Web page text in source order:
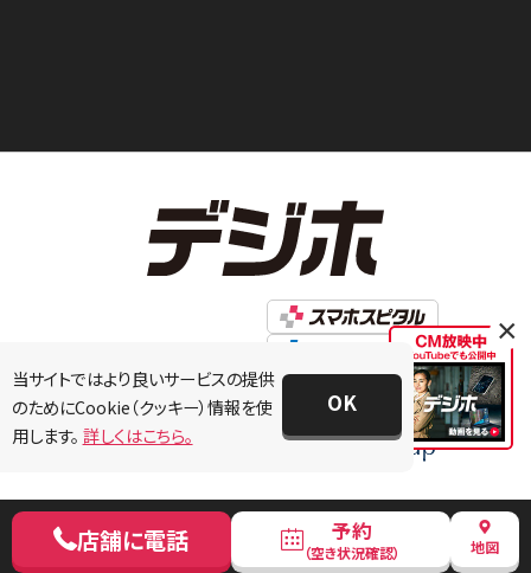
店舗に電話 予約
（空き状況確認） 地図
×
当サイトではより良いサービスの提供
のためにCookie（クッキー）情報を使
用します。 詳しくはこちら。
OK